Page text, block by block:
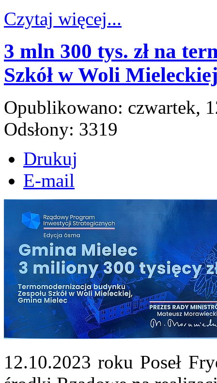
Czytaj więcej...
3 mln 300 tys. zł na
Szkół w Woli
Opublikowano: czwartek,
Odsłony: 3319
Drukuj
E-mail
12.10.2023 roku Poseł